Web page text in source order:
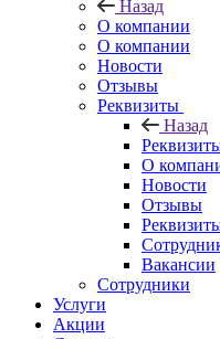
Назад
О компании
О компании
Новости
Отзывы
Реквизиты
Назад
О
Новости
Отзывы
Вакансии
Сотрудники
Услуги
Акции